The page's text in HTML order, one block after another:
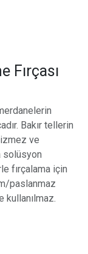
Fırçası
Bakır tellerin
ve
solüsyon
fırçalama için
paslanmaz
kullanılmaz.